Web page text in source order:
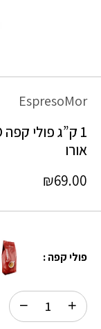
EspresoMor
אורו
₪69.00
פולי קפה :